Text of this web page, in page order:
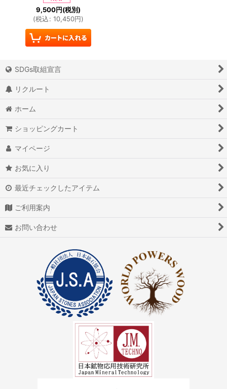
9,500円(税別)
(税込: 10,450円)
SDGs取組宣言
リクルート
ホーム
ショッピングカート
マイページ
お気に入り
最近チェックしたアイテム
ご利用案内
お問い合わせ